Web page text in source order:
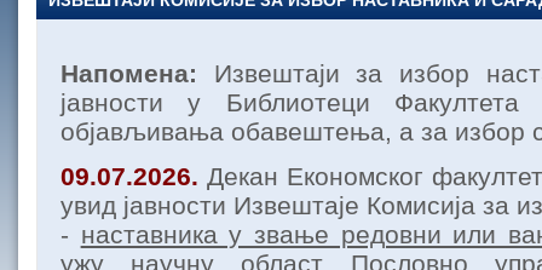
Напомена: Извештаји за избор
јавности у Библиотеци
објављивања обавештења, а за избор
09.07.2026. Декан Економског
увид јавности Извештаје Комисија за
- наставника у звање редовни или
ужу научну област Пословно